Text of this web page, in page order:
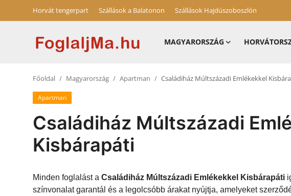
Horvát tengerpart Szállások a Balatonon Szállások Hajdúszoboszlón
MAGYARORSZÁG
Szállások a Balatonon
Szállások Hajdúszoboszlón
Főoldal Magyarország Apartman Családiház Múltszázadi Emlékekkel
Apartman
Családiház Múltszázadi
Kisbárapáti
Minden foglalást a Családiház Múltszázadi Emlékekkel Kisbárapáti
színvonalat garantál és a legolcsóbb árakat nyújtja, amelyeket